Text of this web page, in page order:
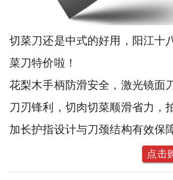
切菜刀还是中式的好用，阳江十
菜刀特价啦！
花梨木手柄防滑安全，激光镜面
刀刃锋利，切肉切菜顺滑省力，
加长护指设计与刀颈结构有效保
点击